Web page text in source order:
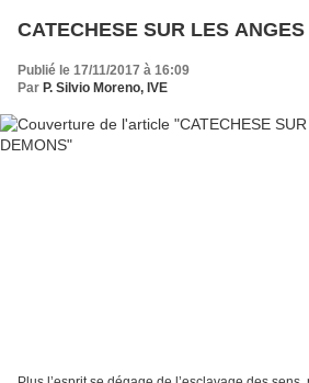
CATECHESE SUR LES
Publié le 17/11/2017 à 16:09
Par P. Silvio Moreno, IVE